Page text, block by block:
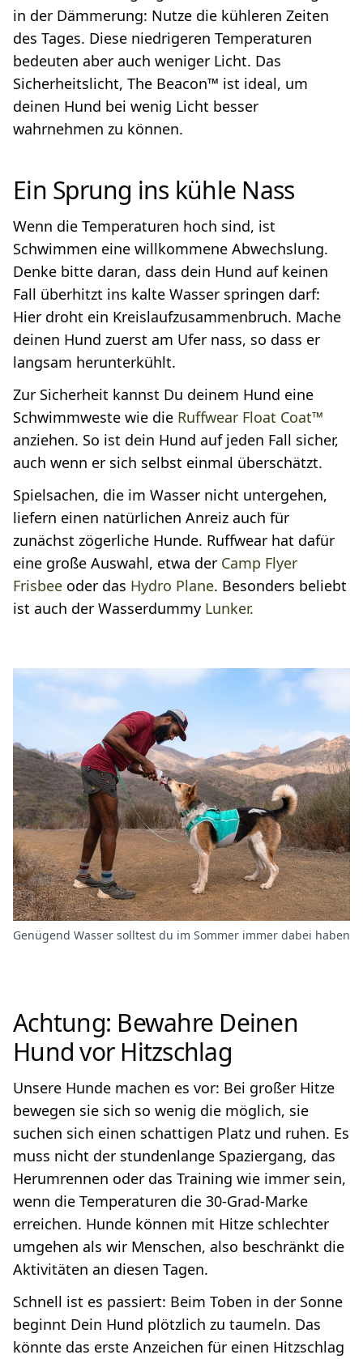
in der Dämmerung: Nutze die kühleren Zeiten
des Tages. Diese niedrigeren Temperaturen
bedeuten aber auch weniger Licht. Das
Sicherheitslicht, The Beacon™ ist ideal, um
deinen Hund bei wenig Licht besser
wahrnehmen zu können.
Ein Sprung ins kühle Nass
Wenn die Temperaturen hoch sind, ist
Schwimmen eine willkommene Abwechslung.
Denke bitte daran, dass dein Hund auf keinen
Fall überhitzt ins kalte Wasser springen darf:
Hier droht ein Kreislaufzusammenbruch. Mache
deinen Hund zuerst am Ufer nass, so dass er
langsam herunterkühlt.
Zur Sicherheit kannst Du deinem Hund eine
Schwimmweste wie die Ruffwear Float Coat™
anziehen. So ist dein Hund auf jeden Fall sicher,
auch wenn er sich selbst einmal überschätzt.
Spielsachen, die im Wasser nicht untergehen,
liefern einen natürlichen Anreiz auch für
zunächst zögerliche Hunde. Ruffwear hat dafür
eine große Auswahl, etwa der Camp Flyer
Frisbee oder das Hydro Plane. Besonders beliebt
ist auch der Wasserdummy Lunker.
Genügend Wasser solltest du im Sommer immer dabei haben
Achtung: Bewahre Deinen
Hund vor Hitzschlag
Unsere Hunde machen es vor: Bei großer Hitze
bewegen sie sich so wenig die möglich, sie
suchen sich einen schattigen Platz und ruhen. Es
muss nicht der stundenlange Spaziergang, das
Herumrennen oder das Training wie immer sein,
wenn die Temperaturen die 30-Grad-Marke
erreichen. Hunde können mit Hitze schlechter
umgehen als wir Menschen, also beschränkt die
Aktivitäten an diesen Tagen.
Schnell ist es passiert: Beim Toben in der Sonne
beginnt Dein Hund plötzlich zu taumeln. Das
könnte das erste Anzeichen für einen Hitzschlag